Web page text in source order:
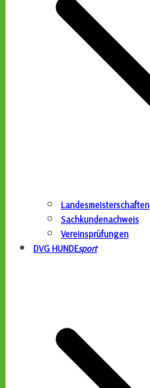
Landesmeisterschaften
Sachkundenachweis
Vereinsprüfungen
DVG HUNDEsport